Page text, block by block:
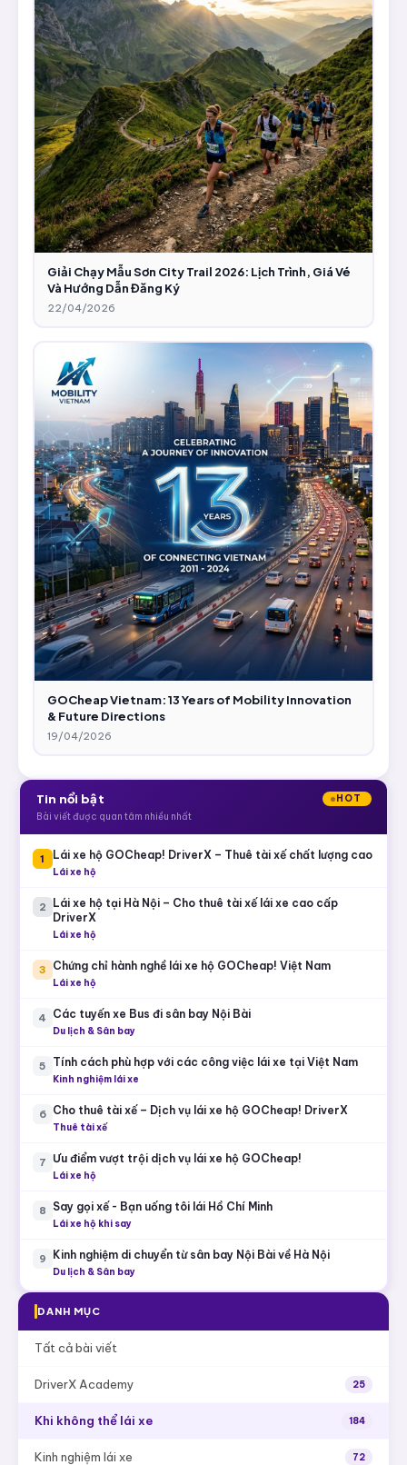
Giải Chạy Mẫu Sơn City Trail 2026: Lịch Trình, Giá Vé
Và Hướng Dẫn Đăng Ký
22/04/2026
GOCheap Vietnam: 13 Years of Mobility Innovation
& Future Directions
19/04/2026
Tin nổi bật
HOT
Bài viết được quan tâm nhiều nhất
1 Lái xe hộ GOCheap! DriverX – Thuê tài xế chất lượng cao
Lái xe hộ
2 Lái xe hộ tại Hà Nội – Cho thuê tài xế lái xe cao cấp
DriverX
Lái xe hộ
3 Chứng chỉ hành nghề lái xe hộ GOCheap! Việt Nam
Lái xe hộ
4 Các tuyến xe Bus đi sân bay Nội Bài
Du lịch & Sân bay
5 Tính cách phù hợp với các công việc lái xe tại Việt Nam
Kinh nghiệm lái xe
6 Cho thuê tài xế – Dịch vụ lái xe hộ GOCheap! DriverX
Thuê tài xế
7 Ưu điểm vượt trội dịch vụ lái xe hộ GOCheap!
Lái xe hộ
8 Say gọi xế - Bạn uống tôi lái Hồ Chí Minh
Lái xe hộ khi say
9 Kinh nghiệm di chuyển từ sân bay Nội Bài về Hà Nội
Du lịch & Sân bay
DANH MỤC
Tất cả bài viết
DriverX Academy 25
Khi không thể lái xe 184
Kinh nghiệm lái xe 72